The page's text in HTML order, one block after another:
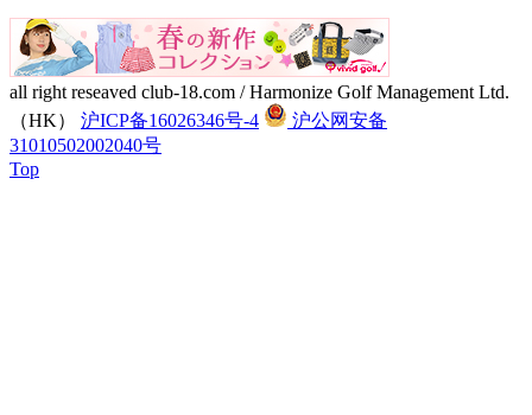
all right reseaved club-18.com / Harmonize Golf Management Ltd.
（HK） 沪ICP备16026346号-4
沪公网安备
31010502002040号
Top